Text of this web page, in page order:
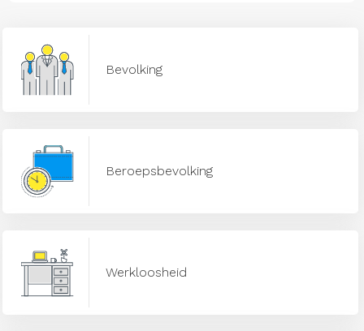
Bevolking
Beroepsbevolking
Werkloosheid